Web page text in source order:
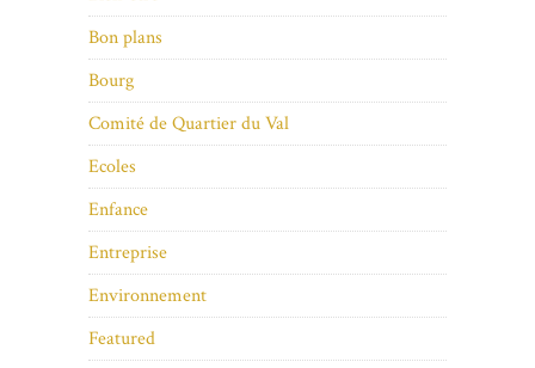
Bon plans
Bourg
Comité de Quartier du Val
Ecoles
Enfance
Entreprise
Environnement
Featured